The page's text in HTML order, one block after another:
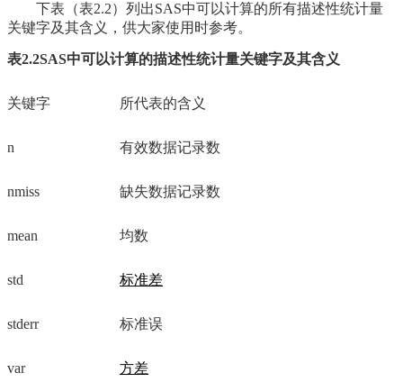
下表（表2.2）列出SAS中可以计算的所有描述性统计量
关键字及其含义，供大家使用时参考。
表2.2SAS中可以计算的描述性统计量关键字及其含义
关键字 所代表的含义
n 有效数据记录数
nmiss 缺失数据记录数
mean 均数
std 标准差
stderr 标准误
var 方差